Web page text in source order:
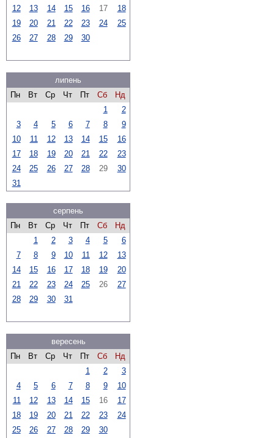
12
13 14 15 16 17
18
19
20 21 22 23 24
25
26
27 28 29 30
липень
Пн
Вт Ср Чт Пт Сб
Нд
1
2
3
4 5 6 7 8
9
10
11 12 13 14 15
16
17
18 19 20 21 22
23
24
25 26 27 28 29
30
31
серпень
Пн
Вт Ср Чт Пт Сб
Нд
1
2 3 4 5
6
7
8 9 10 11 12
13
14
15 16 17 18 19
20
21
22 23 24 25 26
27
28
29 30 31
вересень
Пн
Вт Ср Чт Пт Сб
Нд
1
2
3
4
5 6 7 8 9
10
11
12 13 14 15 16
17
18
19 20 21 22 23
24
25
26 27 28 29 30